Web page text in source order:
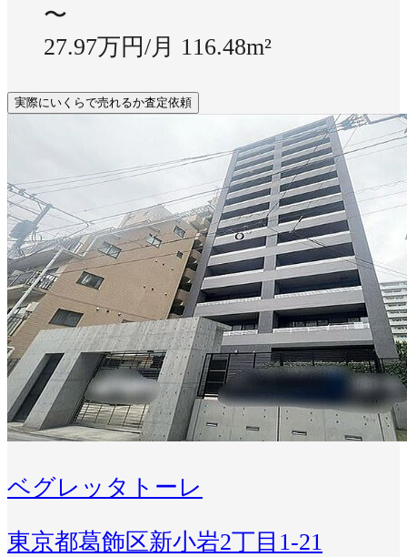
〜
27.97万円/月 116.48m²
実際にいくらで売れるか査定依頼
ベグレッタトーレ
東京都葛飾区新小岩2丁目1-21